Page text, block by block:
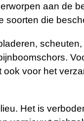
aan de
die
voor het
Het is